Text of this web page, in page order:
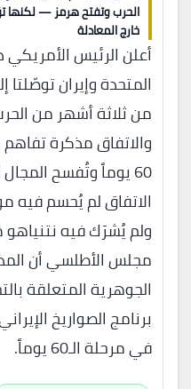
الحرب وتفتح هرمز — لكنها
خارج المعادلة
أعلن الرئيس الأمريكي
المتحدة وإيران
من ثلاثة أشهر من
60 يوماً وتُفسح
الاتفاق لم يُحسم فيه
ولم يُشرَك فيه
مجلس الأطلسي أن
الجوهرية المتعلقة
برنامج الصواريخ
في مرحلة الـ60 يوماً.